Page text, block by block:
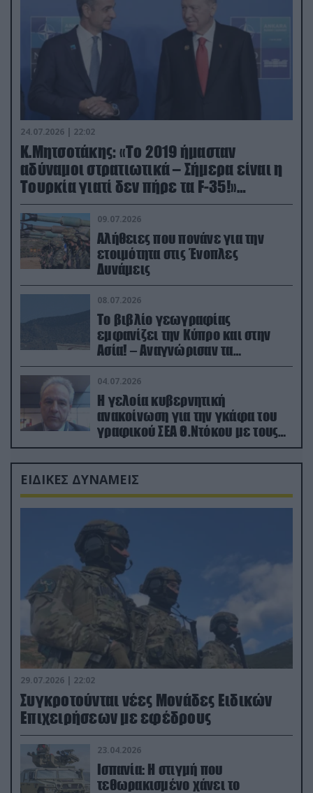
24.07.2026 | 22:02
Κ.Μητσοτάκης: «Το 2019 ήμασταν
αδύναμοι στρατιωτικά – Σήμερα είναι η
Τουρκία γιατί δεν πήρε τα F-35!»
(βίντεο)
09.07.2026
Αλήθειες που πονάνε για την
ετοιμότητα στις Ένοπλες
Δυνάμεις
08.07.2026
Το βιβλίο γεωγραφίας
εμφανίζει την Κύπρο και στην
Ασία! – Αναγνώρισαν τα
κατεχόμενα; (φωτο)
04.07.2026
Η γελοία κυβερνητική
ανακοίνωση για την γκάφα του
γραφικού ΣΕΑ Θ.Ντόκου με τους
Ρώσους φαρσέρ
ΕΙΔΙΚΕΣ ΔΥΝΑΜΕΙΣ
29.07.2026 | 22:02
Συγκροτούνται νέες Μονάδες Ειδικών
Επιχειρήσεων με εφέδρους
23.04.2026
Ισπανία: Η στιγμή που
τεθωρακισμένο χάνει το